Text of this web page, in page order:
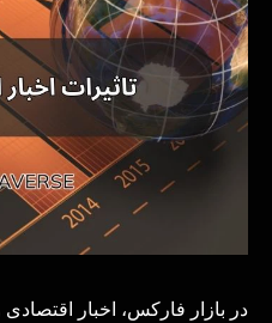
در بازار فارکس، اخبار